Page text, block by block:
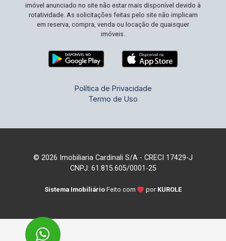
imóvel anunciado no site não estar mais disponível devido à
rotatividade. As solicitações feitas pelo site não implicam
em reserva, compra, venda ou locação de quaisquer
imóveis.
Política de Privacidade
Termo de Uso
© 2026 Imobiliaria Cardinali S/A - CRECI 17429-J
CNPJ: 61.815.605/0001-25
Sistema Imobiliário Feito com por KUROLE